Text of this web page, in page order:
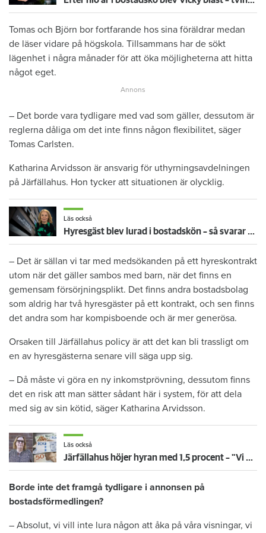
Tomas och Björn bor fortfarande hos sina föräldrar medan
de läser vidare på högskola. Tillsammans har de sökt
lägenhet i några månader för att öka möjligheterna att hitta
något eget.
– Det borde vara tydligare med vad som gäller, dessutom är
reglerna dåliga om det inte finns någon flexibilitet, säger
Tomas Carlsten.
Katharina Arvidsson är ansvarig för uthyrningsavdelningen
på Järfällahus. Hon tycker att situationen är olycklig.
Läs också
Hyresgäst blev lurad i bostadskön – så svarar Bostadsförmedlingen: ”Vi beklagar”
– Det är sällan vi tar med medsökanden på ett hyreskontrakt
utom när det gäller sambos med barn, när det finns en
gemensam försörjningsplikt. Det finns andra bostadsbolag
som aldrig har två hyresgäster på ett kontrakt, och sen finns
det andra som har kompisboende och är mer generösa.
Orsaken till Järfällahus policy är att det kan bli trassligt om
en av hyresgästerna senare vill säga upp sig.
– Då måste vi göra en ny inkomstprövning, dessutom finns
det en risk att man sätter sådant här i system, för att dela
med sig av sin kötid, säger Katharina Arvidsson.
Läs också
Järfällahus höjer hyran med 1,5 procent – "Vi är väldigt nöjda"
Borde inte det framgå tydligare i annonsen på
bostadsförmedlingen?
– Absolut, vi vill inte lura någon att åka på våra visningar, vi